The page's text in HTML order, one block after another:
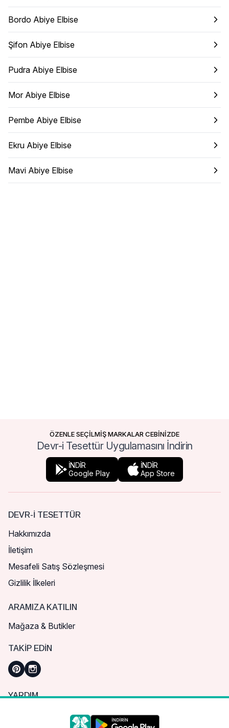
Bordo Abiye Elbise
Şifon Abiye Elbise
Pudra Abiye Elbise
Mor Abiye Elbise
Pembe Abiye Elbise
Ekru Abiye Elbise
Mavi Abiye Elbise
ÖZENLE SEÇİLMİŞ MARKALAR CEBİNİZDE
Devr-i Tesettür Uygulamasını İndirin
İNDİR
Google Play
İNDİR
App Store
DEVR-I TESETTÜR
Hakkımızda
İletişim
Mesafeli Satış Sözleşmesi
Gizlilik İlkeleri
ARAMIZA KATILIN
Mağaza & Butikler
TAKIP EDIN
YARDIM
Sık Sorulan Sorular